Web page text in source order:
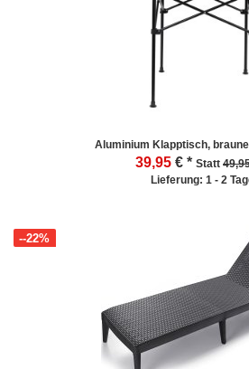
Aluminium Klapptisch,
39,95 € * Statt
Lieferung: 1 - 2
--22%